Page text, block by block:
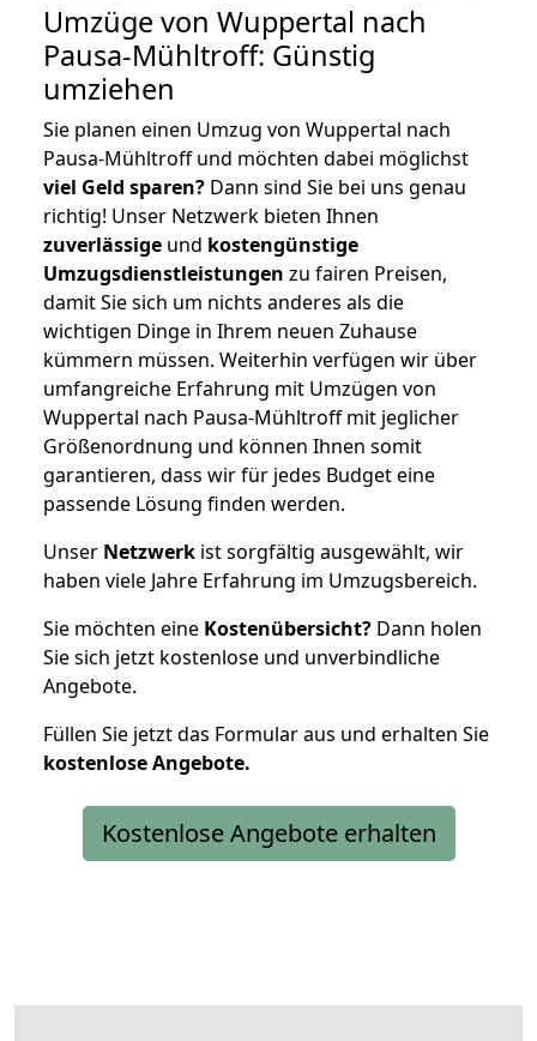
Umzüge von Wuppertal nach
Pausa-Mühltroff: Günstig
umziehen
Sie planen einen Umzug von Wuppertal nach
Pausa-Mühltroff und möchten dabei möglichst
viel Geld sparen? Dann sind Sie bei uns genau
richtig! Unser Netzwerk bieten Ihnen
zuverlässige und kostengünstige
Umzugsdienstleistungen zu fairen Preisen,
damit Sie sich um nichts anderes als die
wichtigen Dinge in Ihrem neuen Zuhause
kümmern müssen. Weiterhin verfügen wir über
umfangreiche Erfahrung mit Umzügen von
Wuppertal nach Pausa-Mühltroff mit jeglicher
Größenordnung und können Ihnen somit
garantieren, dass wir für jedes Budget eine
passende Lösung finden werden.
Unser Netzwerk ist sorgfältig ausgewählt, wir
haben viele Jahre Erfahrung im Umzugsbereich.
Sie möchten eine Kostenübersicht? Dann holen
Sie sich jetzt kostenlose und unverbindliche
Angebote.
Füllen Sie jetzt das Formular aus und erhalten Sie
kostenloseAngebote.
Kostenlose Angebote erhalten